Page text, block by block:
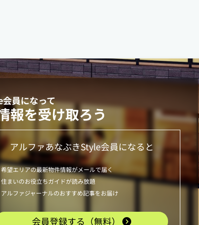
会員になって
報を受け取ろう
アルファあなぶきStyle会員になると
希望エリアの最新物件情報がメールで届く
住まいのお役立ちガイドが読み放題
アルファジャーナルのおすすめ記事をお届け
会員登録する（無料）